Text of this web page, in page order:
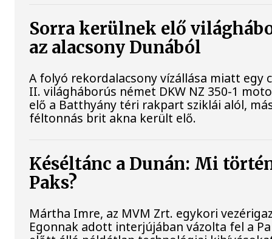
Sorra kerülnek elő
az alacsony Dunából
A folyó rekordalacsony vízállása miatt egy
II. világháborús német DKW NZ 350-1
elő a Batthyány téri rakpart sziklái alól,
féltonnás brit akna került elő.
Késéltánc a Dunán: Mi
Paks?
Mártha Imre, az MVM Zrt. egykori
Egonnak adott interjújában vázolta fel a